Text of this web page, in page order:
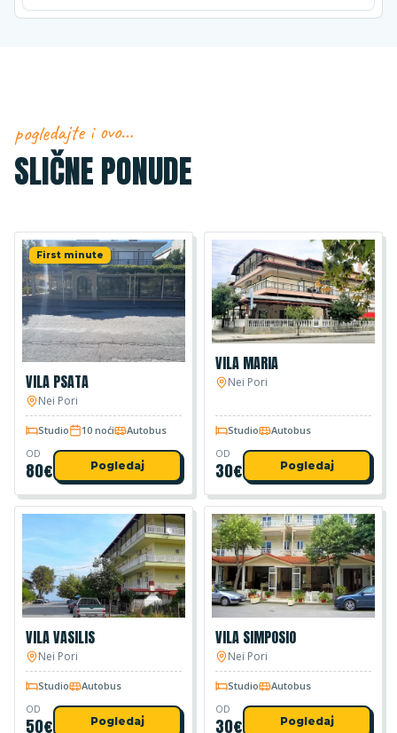
pogledajte i ovo…
SLIČNE PONUDE
First minute
VILA PSATA
Nei Pori
Studio 10 noći Autobus
OD
80€ Pogledaj
VILA MARIA
Nei Pori
Studio Autobus
OD
30€ Pogledaj
VILA VASILIS
Nei Pori
Studio Autobus
OD
50€ Pogledaj
VILA SIMPOSIO
Nei Pori
Studio Autobus
OD
30€ Pogledaj